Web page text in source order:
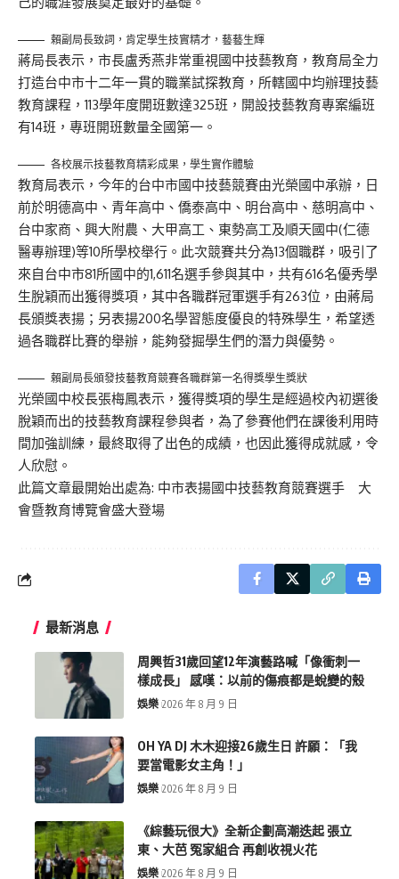
賴副局長致詞，肯定學生技實精才，藝藝生輝
蔣局長表示，市長盧秀燕非常重視國中技藝教育，教育局全力
打造台中市十二年一貫的職業試探教育，所轄國中均辦理技藝
教育課程，113學年度開班數達325班，開設技藝教育專案編班
有14班，專班開班數量全國第一。
各校展示技藝教育精彩成果，學生實作體驗
教育局表示，今年的台中市國中技藝競賽由光榮國中承辦，日
前於明德高中、青年高中、僑泰高中、明台高中、慈明高中、
台中家商、興大附農、大甲高工、東勢高工及順天國中(仁德
醫專辦理)等10所學校舉行。此次競賽共分為13個職群，吸引了
來自台中市81所國中的1,611名選手參與其中，共有616名優秀學
生脫穎而出獲得獎項，其中各職群冠軍選手有263位，由蔣局
長頒獎表揚；另表揚200名學習態度優良的特殊學生，希望透
過各職群比賽的舉辦，能夠發掘學生們的潛力與優勢。
賴副局長頒發技藝教育競賽各職群第一名得獎學生獎狀
光榮國中校長張梅鳳表示，獲得獎項的學生是經過校內初選後
脫穎而出的技藝教育課程參與者，為了參賽他們在課後利用時
間加強訓練，最終取得了出色的成績，也因此獲得成就感，令
人欣慰。
此篇文章最開始出處為: 中市表揚國中技藝教育競賽選手 大
會暨教育博覽會盛大登場
最新消息
周興哲31歲回望12年演藝路喊「像衝刺一
樣成長」 感嘆：以前的傷痕都是蛻變的殼
娛樂 2026 年 8 月 9 日
OH YA DJ 木木迎接26歲生日 許願：「我
要當電影女主角！」
娛樂 2026 年 8 月 9 日
《綜藝玩很大》全新企劃高潮迭起 張立
東、大芭 冤家組合 再創收視火花
娛樂 2026 年 8 月 9 日